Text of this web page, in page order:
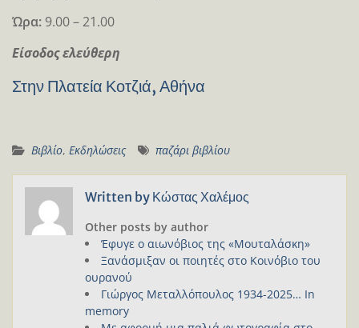
Ώρα: 9.00 – 21.00
Είσοδος ελεύθερη
Στην Πλατεία Κοτζιά, Αθήνα
Βιβλίο, Εκδηλώσεις παζάρι βιβλίου
Written by Κώστας Χαλέμος
Other posts by author
Έφυγε ο αιωνόβιος της «Μουταλάσκη»
Ξανάσμιξαν οι ποιητές στο Κοινόβιο του
ουρανού
Γιώργος Μεταλλόπουλος 1934-2025… In
memory